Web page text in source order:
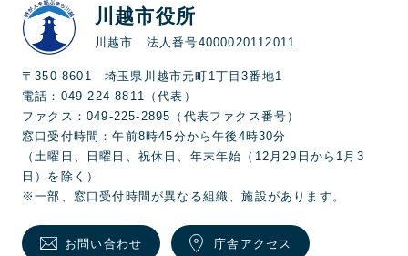
川越市役所
川越市 法人番号4000020112011
〒350-8601 埼玉県川越市元町1丁目3番地1
電話：049-224-8811（代表）
ファクス：049-225-2895（代表ファクス番号）
窓口受付時間：午前8時45分から午後4時30分
（土曜日、日曜日、祝休日、年末年始（12月29日から1月3
日）を除く）
※一部、窓口受付時間が異なる組織、施設があります。
お問い合わせ 庁舎アクセス